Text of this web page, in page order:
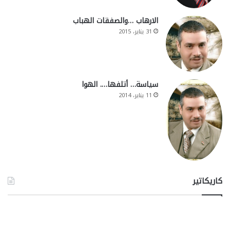
الارهاب …والصفقات الهباب
31 يناير، 2015
سياسة… أتلفها…. الهوا
11 يناير، 2014
كاريكاتير